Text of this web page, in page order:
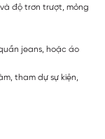
độ trơn trượt, mỏng
jeans, hoặc áo
tham dự sự kiện,